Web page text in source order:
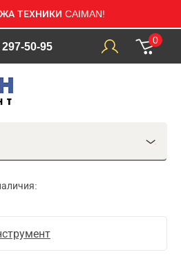
ТЕХНИКИ CAIMAN!
297-50-95
0